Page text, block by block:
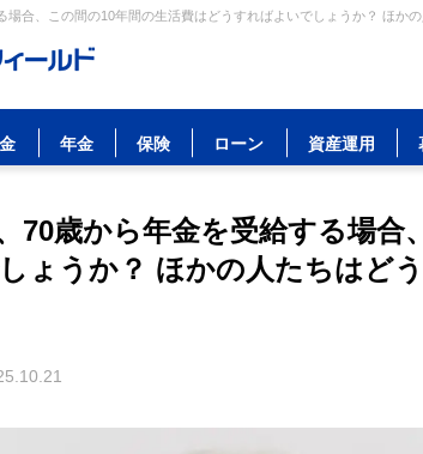
場合、この間の10年間の生活費はどうすればよいでしょうか？ ほか
年金 保険 ローン 資産運用
70歳から年金を受給する場合
ょうか？ ほかの人たちはど